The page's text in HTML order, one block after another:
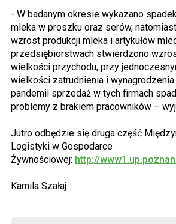
- W badanym okresie wykazano
mleka w proszku oraz serów,
wzrost produkcji mleka i artykułów
przedsiębiorstwach stwierdzono
wielkości przychodu, przy
wielkości zatrudnienia i
pandemii sprzedaż w tych firmach
problemy z brakiem pracowników –
Jutro odbędzie się druga część
Logistyki w Gospodarce
Żywnościowej: http://
Kamila Szałaj